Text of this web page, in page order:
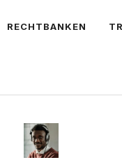
RECHTBANKEN